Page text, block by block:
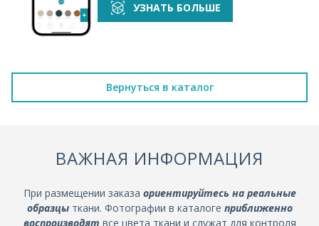
УЗНАТЬ БОЛЬШЕ
Вернуться в каталог
ВАЖНАЯ ИНФОРМАЦИЯ
При размещении заказа ориентируйтесь на реальные
образцыткани. Фотографии в каталоге приближенно
воспроизводят все цвета ткани и служат для контроля